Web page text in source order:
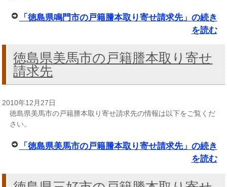
「徳島県鳴門市の戸籍謄本取り寄せ請求先」の続き
を読む
徳島県美馬市の戸籍謄本取り寄せ
請求先
2010年12月27日
徳島県美馬市の戸籍謄本取り寄せ請求先の情報は以下をご覧くだ
さい。
「徳島県美馬市の戸籍謄本取り寄せ請求先」の続き
を読む